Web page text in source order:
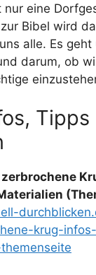
nur eine
Bibel wird
alle. Es geht
darum, ob
Tipps
krug-